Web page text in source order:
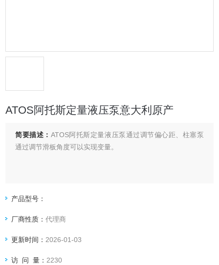
ATOS阿托斯定量液压泵意大利原产
简要描述： ATOS阿托斯定量液压泵通过调节偏心距、柱塞泵
通过调节滑板角度可以实现变量。
产品型号：
厂商性质：代理商
更新时间： 2026-01-03
访 问 量： 2230